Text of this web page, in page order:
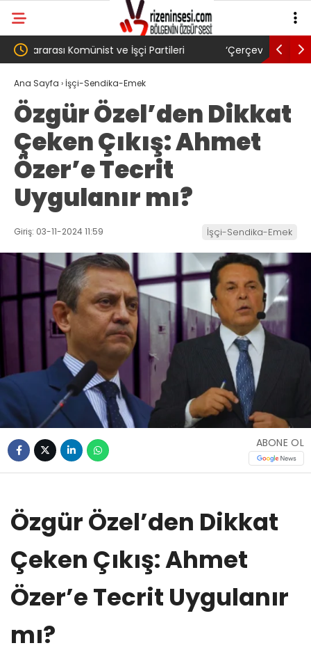
‘Çerçeve yasa’ kanun teklifi Adalet
Komisyonu’ndan geçti
AKP’li
köyünde
Ana Sayfa › İşçi-Sendika-Emek
Özgür Özel’den Dikkat
Çeken Çıkış: Ahmet
Özer’e Tecrit
Uygulanır mı?
Giriş: 03-11-2024 11:59 İşçi-Sendika-Emek
ABONE OL
Özgür Özel’den Dikkat
Çeken Çıkış: Ahmet
Özer’e Tecrit Uygulanır
mı?